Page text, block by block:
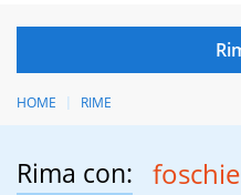
HOME RIME
Rima con: foschie